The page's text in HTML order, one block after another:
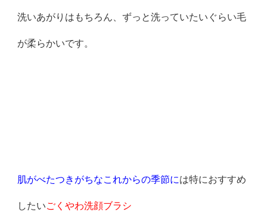
洗いあがりはもちろん、ずっと洗っていたいぐらい毛
が柔らかいです。
肌がべたつきがちなこれからの季節には特におすすめ
したいごくやわ洗顔ブラシ